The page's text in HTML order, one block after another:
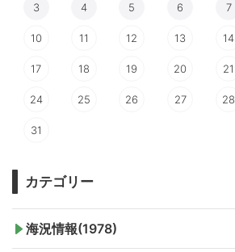
3 4 5 6 7
10 11 12 13 14
17 18 19 20 21
24 25 26 27 28
31
カテゴリー
海況情報(1978)